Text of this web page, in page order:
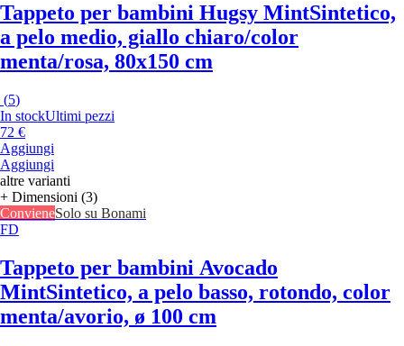
Tappeto per bambini Hugsy MintSintetico,
a pelo medio, giallo chiaro/color
menta/rosa, 80x150 cm
(5)
In stockUltimi pezzi
72 €
Aggiungi
Aggiungi
altre varianti
+ Dimensioni (3)
ConvieneSolo su Bonami
FD
Tappeto per bambini Avocado
MintSintetico, a pelo basso, rotondo, color
menta/avorio, ø 100 cm